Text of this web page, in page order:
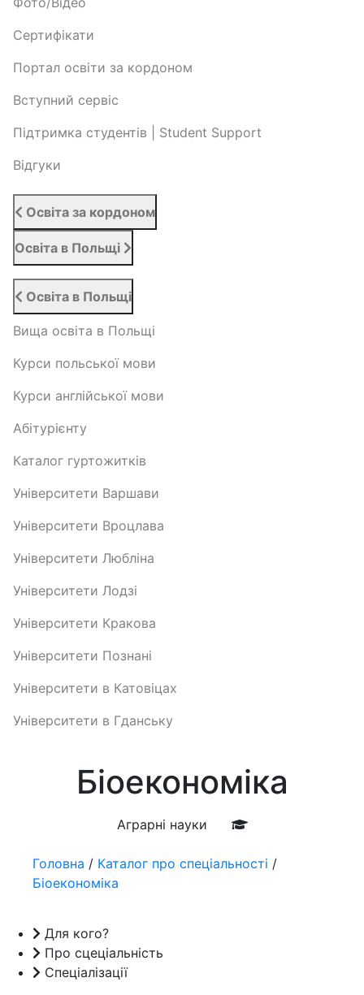
Сертифікати
Портал освіти за кордоном
Вступний сервіс
Підтримка студентів | Student Support
Відгуки
Освіта за кордоном
Освіта в Польщі
Освіта в Польщі
Вища освіта в Польщі
Курси польської мови
Курси англійської мови
Абітурієнту
Каталог гуртожитків
Університети Варшави
Університети Вроцлава
Університети Любліна
Університети Лодзі
Університети Кракова
Університети Познані
Університети в Катовіцах
Університети в Гданську
Біоекономіка
Аграрні науки
Головна / Каталог про спеціальності /
Біоекономіка
Для кого?
Про сцеціальність
Спеціалізації